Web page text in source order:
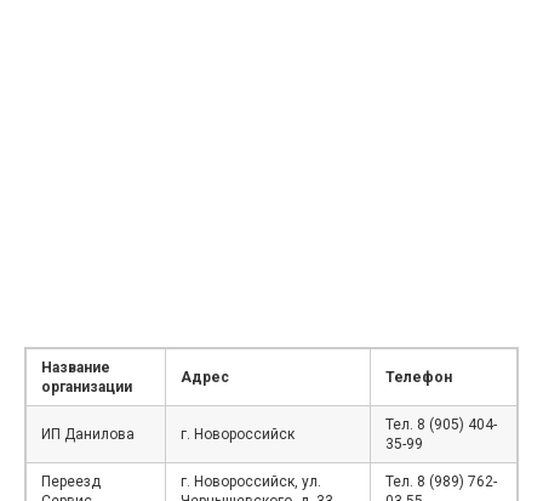
Название
организации
Адрес Телефон
ИП Данилова г. Новороссийск
Тел. 8 (905) 404-
35-99
Переезд
г. Новороссийск, ул.
Тел. 8 (989) 762-